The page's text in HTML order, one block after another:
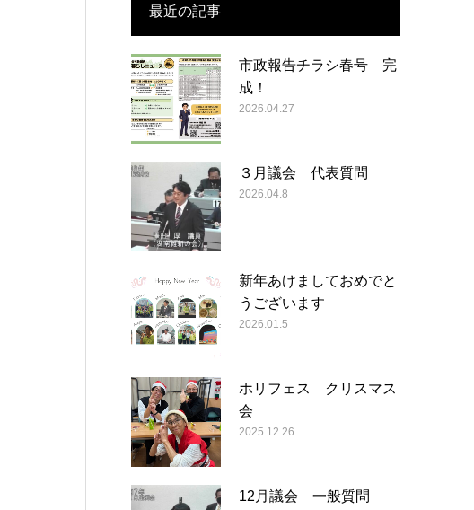
最近の記事
市政報告チラシ春号 完
成！
2026.04.27
３月議会 代表質問
2026.04.8
新年あけましておめでと
うございます
2026.01.5
ホリフェス クリスマス
会
2025.12.26
12月議会 一般質問